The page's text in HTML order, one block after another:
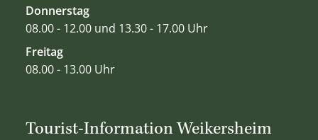
Donnerstag
08.00 - 12.00 und 13.30 - 17.00 Uhr
Freitag
08.00 - 13.00 Uhr
Tourist-Information Weikersheim